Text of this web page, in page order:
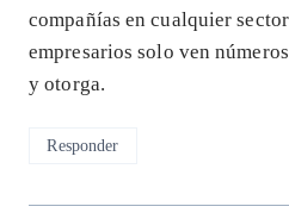
compañías en cualquier
empresarios solo ven
y otorga.
Responder